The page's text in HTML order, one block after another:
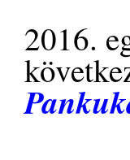
2016.